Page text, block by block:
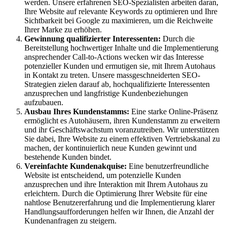
werden. Unsere erfahrenen SEO-Spezialisten arbeiten daran,
Ihre Website auf relevante Keywords zu optimieren und Ihre
Sichtbarkeit bei Google zu maximieren, um die Reichweite
Ihrer Marke zu erhöhen.
Gewinnung qualifizierter Interessenten: Durch die
Bereitstellung hochwertiger Inhalte und die Implementierung
ansprechender Call-to-Actions wecken wir das Interesse
potenzieller Kunden und ermutigen sie, mit Ihrem Autohaus
in Kontakt zu treten. Unsere massgeschneiderten SEO-
Strategien zielen darauf ab, hochqualifizierte Interessenten
anzusprechen und langfristige Kundenbeziehungen
aufzubauen.
Ausbau Ihres Kundenstamms: Eine starke Online-Präsenz
ermöglicht es Autohäusern, ihren Kundenstamm zu erweitern
und ihr Geschäftswachstum voranzutreiben. Wir unterstützen
Sie dabei, Ihre Website zu einem effektiven Vertriebskanal zu
machen, der kontinuierlich neue Kunden gewinnt und
bestehende Kunden bindet.
Vereinfachte Kundenakquise: Eine benutzerfreundliche
Website ist entscheidend, um potenzielle Kunden
anzusprechen und ihre Interaktion mit Ihrem Autohaus zu
erleichtern. Durch die Optimierung Ihrer Website für eine
nahtlose Benutzererfahrung und die Implementierung klarer
Handlungsaufforderungen helfen wir Ihnen, die Anzahl der
Kundenanfragen zu steigern.